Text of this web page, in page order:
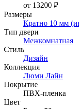
от 13200 ₽
Размеры
Кратно 10 мм
Тип двери
Межкомнатная
Стиль
Дизайн
Коллекция
Люми Лайн
Покрытие
ПВХ-пленка
Цвет